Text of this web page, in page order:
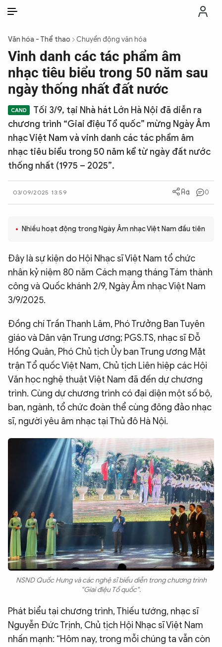
THỜI SỰ
CHỐNG DIỄN BIẾN HÒA BÌNH
CÔNG AN TRONG LÒNG DÂN
XÃ HỘI
PHÁP LUẬT
CÔNG NGHỆ
VĂN HÓA - THỂ THAO
BẠN ĐỌC & CAND
ĐA PHƯƠNG TIỆN
eMagazine
Podcast
Video Ảnh
Infographic
An ninh thế giới
Văn nghệ Công an
Chuyên đề
Văn hóa - Thể thao Chuyển động văn hóa
Vinh danh các tác phẩm âm
nhạc tiêu biểu trong 50 năm sau
ngày thống nhất đất nước
Tối 3/9, tại Nhà hát Lớn Hà Nội đã diễn ra
chương trình “Giai điệu Tổ quốc” mừng Ngày Âm
nhạc Việt Nam và vinh danh các tác phẩm âm
nhạc tiêu biểu trong 50 năm kể từ ngày đất nước
thống nhất (1975 – 2025”.
03/09/2025 13:59 0
Nhiều hoạt động trong Ngày Âm nhạc Việt Nam đầu tiên
Đây là sự kiện do Hội Nhạc sĩ Việt Nam tổ chức
nhân kỷ niệm 80 năm Cách mạng tháng Tám thành
công và Quốc khánh 2/9, Ngày Âm nhạc Việt Nam
3/9/2025.
Đồng chí Trần Thanh Lâm, Phó Trưởng Ban Tuyên
giáo và Dân vận Trung ương; PGS.TS, nhạc sĩ Đỗ
Hồng Quân, Phó Chủ tịch Ủy ban Trung ương Mặt
trận Tổ quốc Việt Nam, Chủ tịch Liên hiệp các Hội
Văn học nghệ thuật Việt Nam đã đến dự chương
trình. Cùng dự chương trình có đại diện một số bộ,
ban, ngành, tổ chức đoàn thể cùng đông đảo nhạc
sĩ, người yêu âm nhạc tại Thủ đô Hà Nội.
NSND Quốc Hưng và các nghệ sĩ biểu diễn trong chương trình
"Giai điệu Tổ quốc".
Phát biểu tại chương trình, Thiếu tướng, nhạc sĩ
Nguyễn Đức Trịnh, Chủ tịch Hội Nhạc sĩ Việt Nam
nhấn mạnh: “Hôm nay, trong mỗi chúng ta vẫn còn